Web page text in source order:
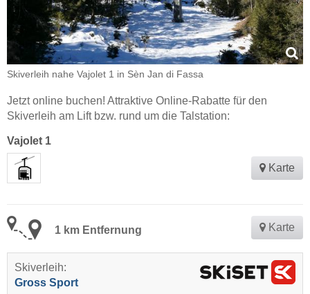
Skiverleih nahe Vajolet 1 in Sèn Jan di Fassa
Jetzt online buchen! Attraktive Online-Rabatte für den
Skiverleih am Lift bzw. rund um die Talstation:
Vajolet 1
Karte
1 km Entfernung Karte
Skiverleih:
Gross Sport